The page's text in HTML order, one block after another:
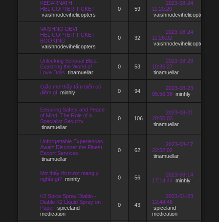
KEDARNATH
HELICOPTER TICKET
vaishnodevihelicopters
0 59
2023-08-24
11:29:20
vaishnodevihelicopters
VAISHNO DEVI
HELICOPTER TICKET
BOOKING
vaishnodevihelicopters
0 32
2023-08-24
11:28:02
vaishnodevihelicopters
Unlocking Sensual Bliss:
Exploring the World of
Love Dolls tinamuellar
0 53
2023-08-23
10:35:27
tinamuellar
Giấc mơ thấy tắm biển có
điềm gì minhly 0 94
2023-08-23
05:56:38 minhly
Ensuring Safety and Peace
of Mind: The Role of a
Specialist Security
tinamuellar
0 106
2023-08-21
20:50:03
tinamuellar
Unforgettable Experiences
Await: Discover the Finest
Escort Services
tinamuellar
0 62
2023-08-17
22:52:02
tinamuellar
Mơ thấy thi trượt mang ý
nghĩa gì? minhly 0 56
2023-08-14
17:14:44 minhly
K2 Spice Spray Diablo -
Diablo K2 Liquid Spray on
Paper spiceland
medication
0 43
2023-01-23
12:44:48
spiceland
medication